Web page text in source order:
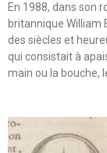
En 1988, dans son
britannique William
des siècles et
qui consistait à
main ou la bouche,